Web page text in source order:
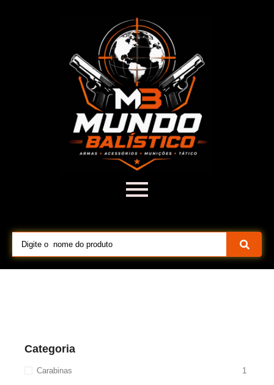
Categoria
Carabinas 1